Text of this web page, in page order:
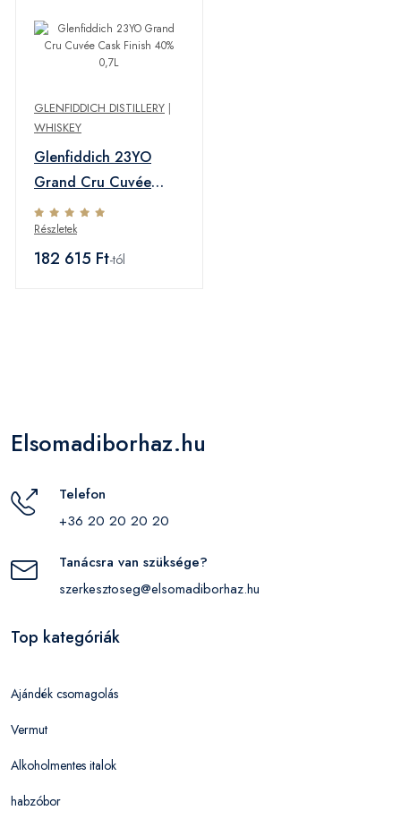
GLENFIDDICH DISTILLERY |
WHISKEY
Glenfiddich 23YO
Grand Cru Cuvée
Cask Finish 40% 0,7L
Részletek
182 615 Ft-tól
Elsomadiborhaz.hu
Telefon
+36 20 20 20 20
Tanácsra van szüksége?
szerkesztoseg@elsomadiborhaz.hu
Top kategóriák
Ajándék csomagolás
Vermut
Alkoholmentes italok
habzóbor